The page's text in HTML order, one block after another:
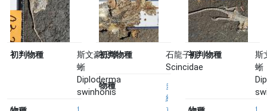
初判物種
斯文豪氏攀
蜥
Diploderma
swinhonis
初判物種
石龍子科
Scincidae
物種
多
線
初判物種
斯
蜥